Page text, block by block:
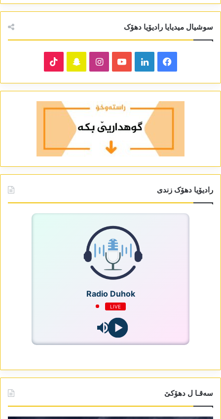
سوشیال میدیایا رادیۆیا دھۆک
Facebook
LinkedIn
YouTube
Instagram
Snapchat
رادیۆیا دھۆک زندی
Radio Duhok
LIVE
سەقـا ل دھۆکێ